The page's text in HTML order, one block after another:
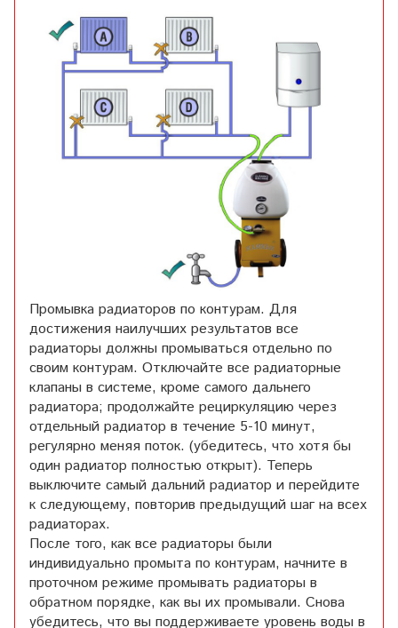
Промывка радиаторов по контурам. Для
достижения наилучших результатов все
радиаторы должны промываться отдельно по
своим контурам. Отключайте все радиаторные
клапаны в системе, кроме самого дальнего
радиатора; продолжайте рециркуляцию через
отдельный радиатор в течение 5-10 минут,
регулярно меняя поток. (убедитесь, что хотя бы
один радиатор полностью открыт). Теперь
выключите самый дальний радиатор и перейдите
к следующему, повторив предыдущий шаг на всех
радиаторах.
После того, как все радиаторы были
индивидуально промыта по контурам, начните в
проточном режиме промывать радиаторы в
обратном порядке, как вы их промывали. Снова
убедитесь, что вы поддерживаете уровень воды в